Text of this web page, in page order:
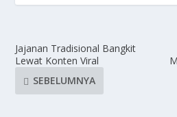
Jajanan Tradisional Bangkit
Lewat Konten Viral
SEBELUMNYA